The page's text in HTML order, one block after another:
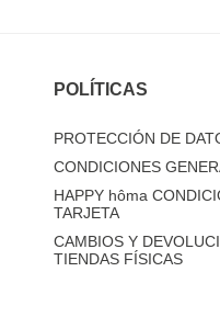
POLÍTICAS
PROTECCIÓN DE
CONDICIONES
HAPPY hôma
TARJETA
CAMBIOS Y
TIENDAS FÍSICAS